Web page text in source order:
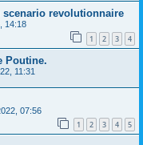
scenario revolutionnaire
14:18
1 2 3 4
Poutine.
11:31
07:56
1 2 3 4 5